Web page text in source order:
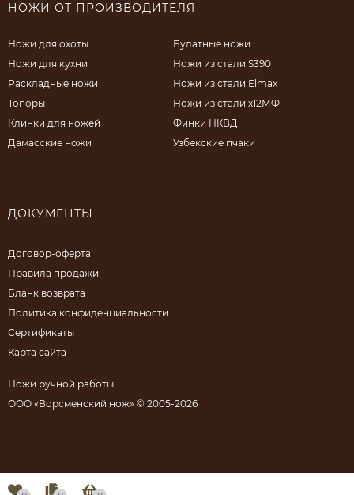
НОЖИ ОТ ПРОИЗВОДИТЕЛЯ
Ножи для охоты
Ножи для кухни
Раскладные ножи
Топоры
Клинки для ножей
Дамасские ножи
Булатные ножи
Ножи из стали S390
Ножи из стали Elmax
Ножи из стали х12МФ
Финки НКВД
Узбекские пчаки
ДОКУМЕНТЫ
Договор-оферта
Правила продажи
Бланк возврата
Политика конфиденциальности
Сертификаты
Карта сайта
Ножи ручной работы
ООО «Ворсменский нож» © 2005-2026